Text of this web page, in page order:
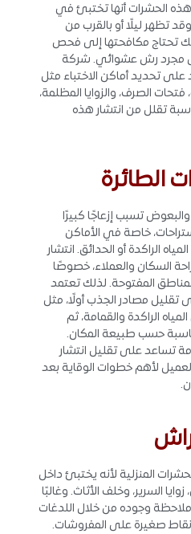
هذه الحشرات أنها تختبئ في
تظهر ليلًا أو بالقرب من
تحتاج مكافحتها إلى فحص
مجرد رش عشوائي. شركة
تحديد أماكن الاختباء مثل
الصرف، والزوايا المظلمة،
تقلل من انتشار هذه
الطائرة
تسبب إزعاجًا كبيرًا
خاصة في الأماكن
الراكدة أو الحدائق. انتشار
السكان والعملاء، خصوصًا
المفتوحة. لذلك تعتمد
تقليل مصادر الجذب أولًا، مثل
الراكدة والقمامة، ثم
حسب طبيعة المكان.
تساعد على تقليل انتشار
لأهم خطوات الوقاية بعد
المنزلية لأنه يختبئ داخل
السرير، وخلف الأثاث. وغالبًا
وجوده من خلال اللدغات
نقاط صغيرة على المفروشات.